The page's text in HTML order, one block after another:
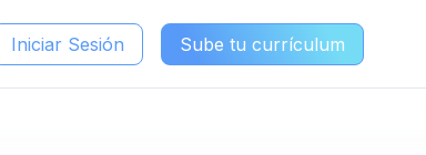
Iniciar Sesión Sube tu currículum